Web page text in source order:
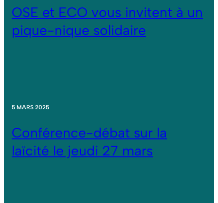
OSE et ECO vous invitent à un
pique-nique solidaire
5 MARS 2025
Conférence-débat sur la
laïcité le jeudi 27 mars